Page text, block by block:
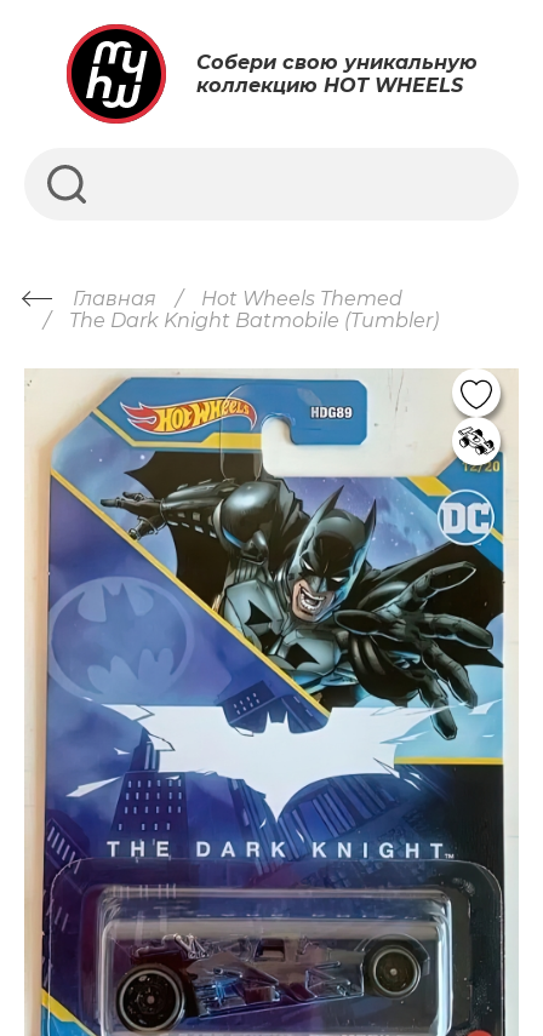
Собери свою уникальную
коллекцию HOT WHEELS
Главная
Hot Wheels Themed
The Dark Knight Batmobile (Tumbler)